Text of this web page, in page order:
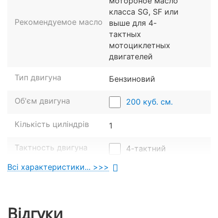
Виробник оснастив модель багатим набором
Високоефективною LED-оптикою з потужними
фарами та добре помітними покажчиками
повним набором необхідних датчиків.
Рекомендуемое масло
класса SG, SF или
выше для 4-
тактных
мотоциклетных
двигателей
Тип двигуна Бензиновий
Об'єм двигуна 200 куб. см.
Кількість циліндрів 1
Тактность двигуна 4-тактний
Охолодження
Всі характеристики... >>>
Відгуки